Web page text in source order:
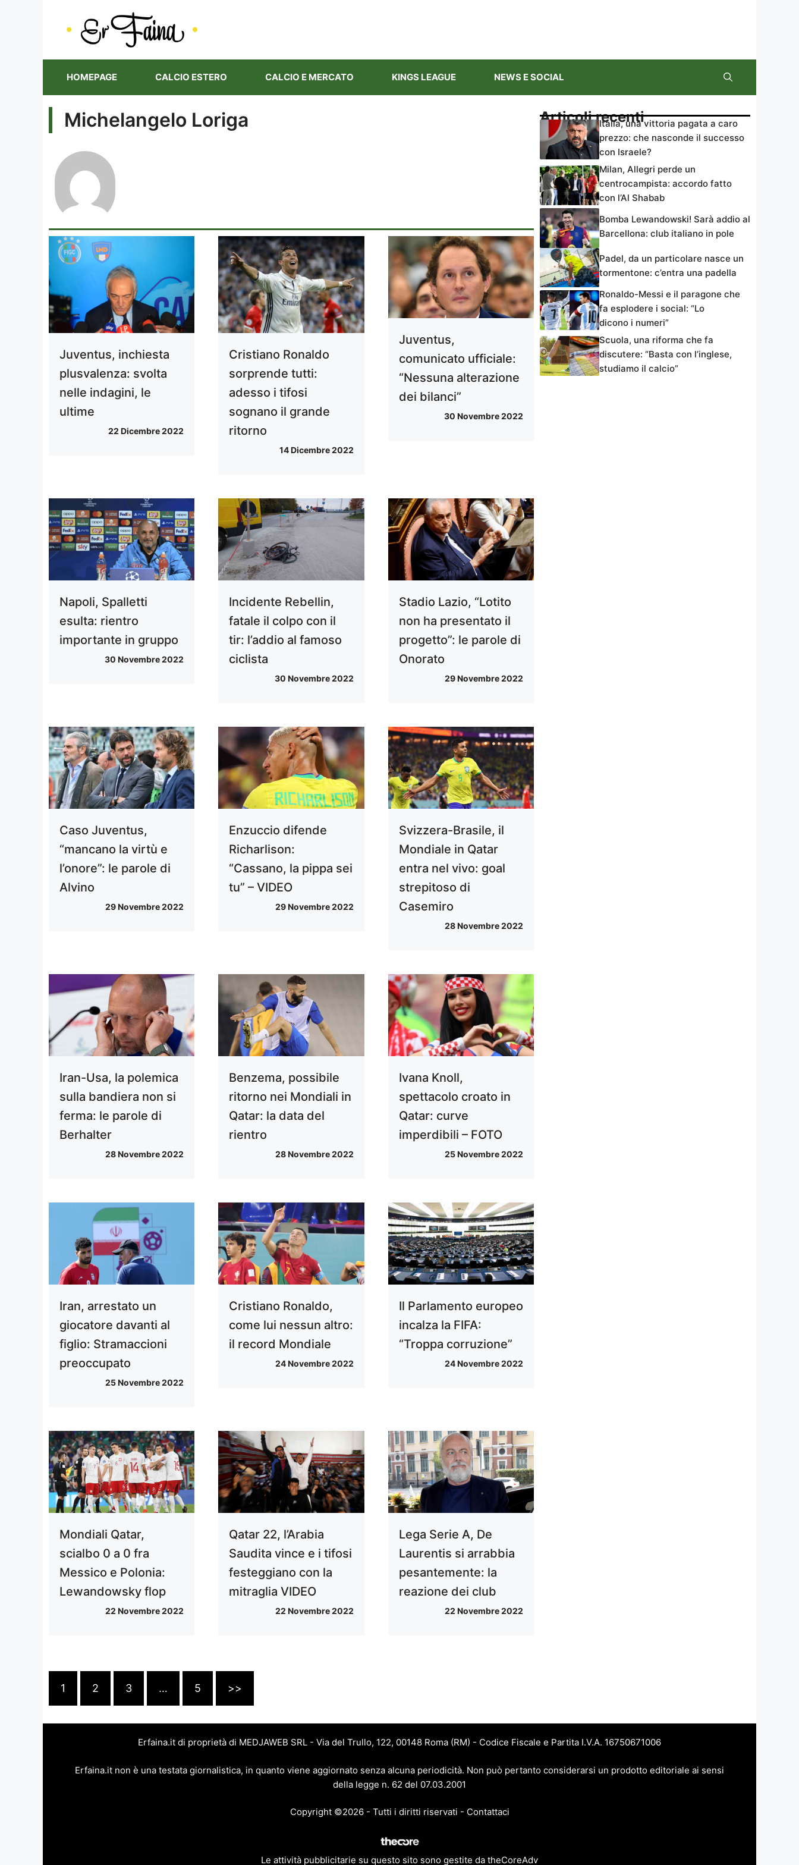
HOMEPAGE CALCIO ESTERO CALCIO E MERCATO KINGS LEAGUE NEWS E SOCIAL
Michelangelo Loriga
Juventus, inchiesta
plusvalenza: svolta
nelle indagini, le
ultime
22 Dicembre 2022
Cristiano Ronaldo
sorprende tutti:
adesso i tifosi
sognano il grande
ritorno
14 Dicembre 2022
Juventus,
comunicato ufficiale:
“Nessuna alterazione
dei bilanci”
30 Novembre 2022
Napoli, Spalletti
esulta: rientro
importante in gruppo
30 Novembre 2022
Incidente Rebellin,
fatale il colpo con il
tir: l’addio al famoso
ciclista
30 Novembre 2022
Stadio Lazio, “Lotito
non ha presentato il
progetto”: le parole di
Onorato
29 Novembre 2022
Caso Juventus,
“mancano la virtù e
l’onore”: le parole di
Alvino
29 Novembre 2022
Enzuccio difende
Richarlison:
“Cassano, la pippa sei
tu” – VIDEO
29 Novembre 2022
Svizzera-Brasile, il
Mondiale in Qatar
entra nel vivo: goal
strepitoso di
Casemiro
28 Novembre 2022
Iran-Usa, la polemica
sulla bandiera non si
ferma: le parole di
Berhalter
28 Novembre 2022
Benzema, possibile
ritorno nei Mondiali in
Qatar: la data del
rientro
28 Novembre 2022
Ivana Knoll,
spettacolo croato in
Qatar: curve
imperdibili – FOTO
25 Novembre 2022
Iran, arrestato un
giocatore davanti al
figlio: Stramaccioni
preoccupato
25 Novembre 2022
Cristiano Ronaldo,
come lui nessun altro:
il record Mondiale
24 Novembre 2022
Il Parlamento europeo
incalza la FIFA:
“Troppa corruzione”
24 Novembre 2022
Mondiali Qatar,
scialbo 0 a 0 fra
Messico e Polonia:
Lewandowsky flop
22 Novembre 2022
Qatar 22, l’Arabia
Saudita vince e i tifosi
festeggiano con la
mitraglia VIDEO
22 Novembre 2022
Lega Serie A, De
Laurentis si arrabbia
pesantemente: la
reazione dei club
22 Novembre 2022
1 2 3 … 5 >>
Articoli recentiItalia, una vittoria pagata a caro
prezzo: che nasconde il successo
con Israele?
Milan, Allegri perde un
centrocampista: accordo fatto
con l’Al Shabab
Bomba Lewandowski! Sarà addio al
Barcellona: club italiano in pole
Padel, da un particolare nasce un
tormentone: c’entra una padella
Ronaldo-Messi e il paragone che
fa esplodere i social: “Lo
dicono i numeri”
Scuola, una riforma che fa
discutere: “Basta con l’inglese,
studiamo il calcio”
Erfaina.it di proprietà di MEDJAWEB SRL - Via del Trullo, 122, 00148 Roma (RM) - Codice Fiscale e Partita I.V.A. 16750671006
Erfaina.it non è una testata giornalistica, in quanto viene aggiornato senza alcuna periodicità. Non può pertanto considerarsi un prodotto editoriale ai sensi
della legge n. 62 del 07.03.2001
Copyright ©2026 - Tutti i diritti riservati - Contattaci
Le attività pubblicitarie su questo sito sono gestite da theCoreAdv